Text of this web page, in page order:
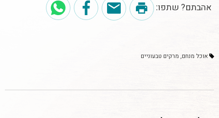
אהבתם? שתפו:
אוכל מנחם מרקים טבעוניים